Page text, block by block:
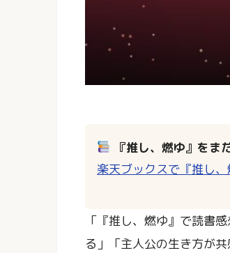
『推し、燃ゆ』をま
楽天ブックスで『推し
「『推し、燃ゆ』で読書
る」「主人公の生き方が